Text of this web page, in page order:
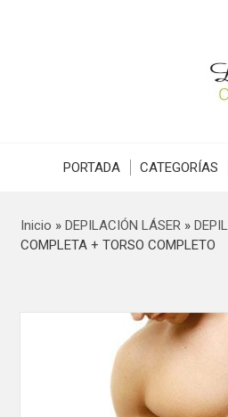
PORTADA CATEGORÍAS
Inicio » DEPILACIÓN LÁSER»
COMPLETA + TORSO COMPLETO